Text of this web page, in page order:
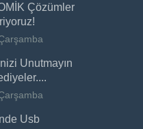
Çözümler
Unutmayın
Usb